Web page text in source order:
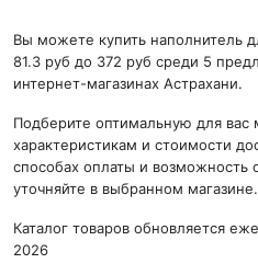
Вы можете купить наполнитель
81.3 руб до 372 руб среди 5
интернет-магазинах Астрахани.
Подберите оптимальную для вас
характеристикам и стоимости
способах оплаты и возможность
уточняйте в выбранном магазине.
Каталог товаров обновляется
2026